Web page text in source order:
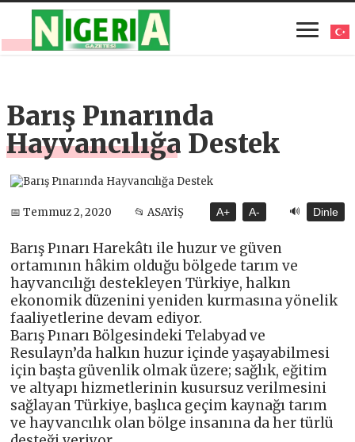
Barış Pınarında
Hayvancılığa Destek
📅 Temmuz 2, 2020 📂 ASAYİŞ A+ A- 🔊 Dinle
Barış Pınarı Harekâtı ile huzur ve güven
ortamının hâkim olduğu bölgede tarım ve
hayvancılığı destekleyen Türkiye, halkın
ekonomik düzenini yeniden kurmasına yönelik
faaliyetlerine devam ediyor.
Barış Pınarı Bölgesindeki Telabyad ve
Resulayn’da halkın huzur içinde yaşayabilmesi
için başta güvenlik olmak üzere; sağlık, eğitim
ve altyapı hizmetlerinin kusursuz verilmesini
sağlayan Türkiye, başlıca geçim kaynağı tarım
ve hayvancılık olan bölge insanına da her türlü